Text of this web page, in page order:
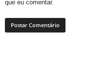
que eu comentar.